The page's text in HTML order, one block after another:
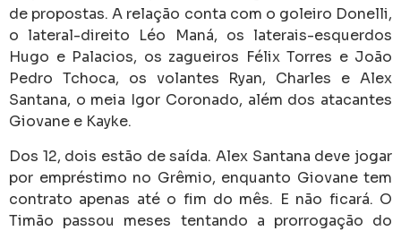
de propostas.A relação conta com o goleiro Donelli,
o lateral-direito Léo Maná, os laterais-esquerdos
Hugo e Palacios, os zagueiros Félix Torres e João
Pedro Tchoca, os volantes Ryan, Charles e Alex
Santana, o meia Igor Coronado, além dos atacantes
Giovane e Kayke.
Dos 12, dois estão de saída. Alex Santana deve jogar
por empréstimo no Grêmio, enquanto Giovane tem
contrato apenas até o fim do mês. E não ficará. O
Timão passou meses tentando a prorrogação do